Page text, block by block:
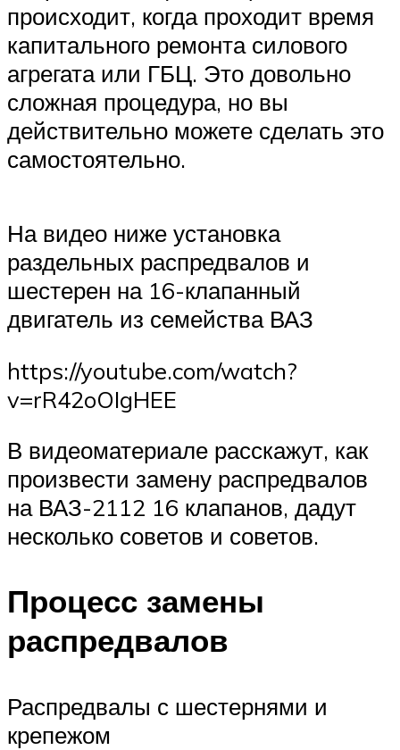
происходит, когда проходит время
капитального ремонта силового
агрегата или ГБЦ. Это довольно
сложная процедура, но вы
действительно можете сделать это
самостоятельно.
На видео ниже установка
раздельных распредвалов и
шестерен на 16-клапанный
двигатель из семейства ВАЗ
https://youtube.com/watch?
v=rR42oOIgHEE
В видеоматериале расскажут, как
произвести замену распредвалов
на ВАЗ-2112 16 клапанов, дадут
несколько советов и советов.
Процесс замены
распредвалов
Распредвалы с шестернями и
крепежом